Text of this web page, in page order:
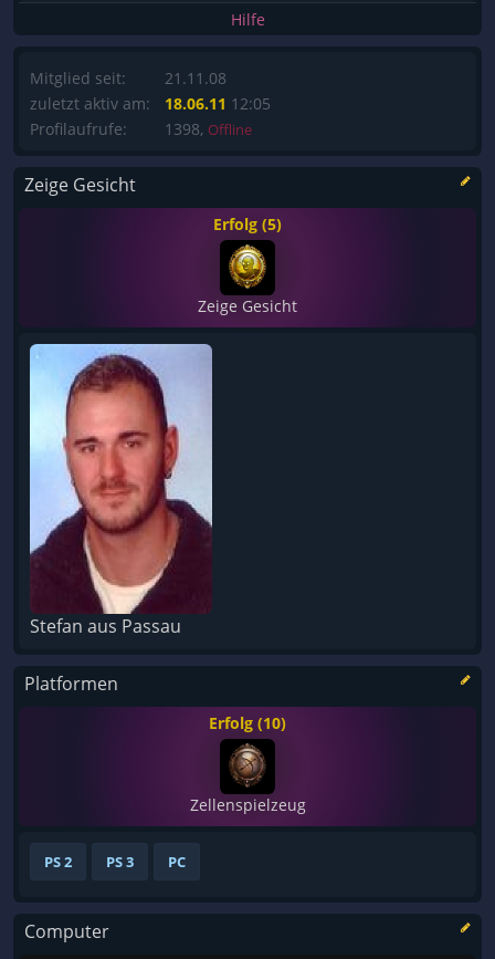
Hilfe
Mitglied seit:
zuletzt aktiv am:
Profilaufrufe:
21.11.08
18.06.11 12:05
1398, Offline
Zeige Gesicht
Erfolg (5)
Zeige Gesicht
Stefan aus Passau
Platformen
Erfolg (10)
Zellenspielzeug
PS 2 PS 3 PC
Computer